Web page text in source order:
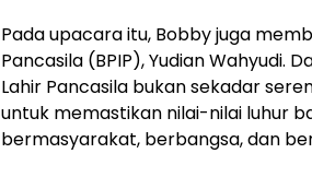
Pada upacara itu, Bobby juga
Pancasila (BPIP), Yudian Wahyudi.
Lahir Pancasila bukan sekadar
untuk memastikan nilai-nilai luhur
bermasyarakat, berbangsa, dan